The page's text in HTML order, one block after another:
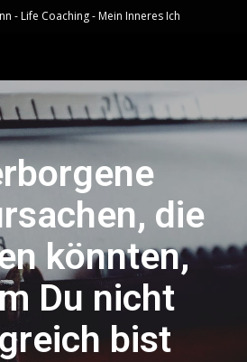
- Life Coaching - Mein Inneres Ich
die
könnten,
Du nicht
bist